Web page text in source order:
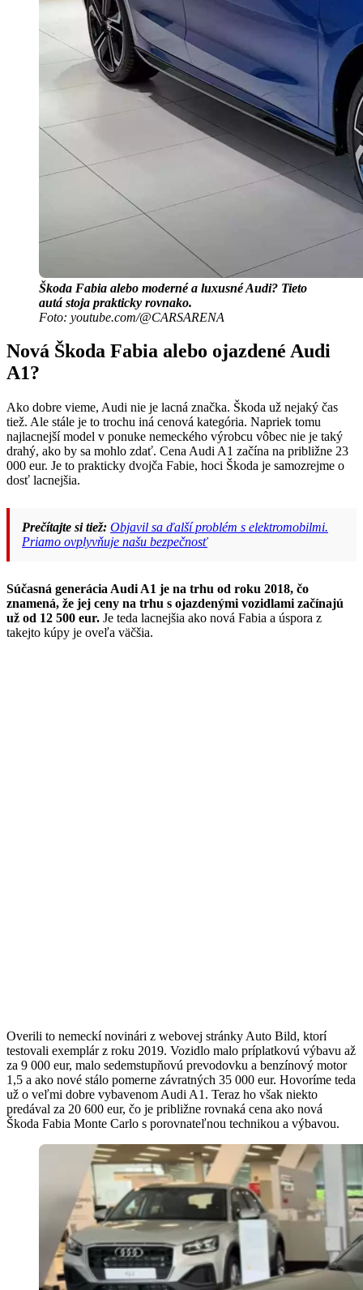
Škoda Fabia alebo moderné a luxusné Audi? Tieto
autá stoja prakticky rovnako.
Foto: youtube.com/@CARSARENA
Nová Škoda Fabia alebo ojazdené Audi
A1?
Ako dobre vieme, Audi nie je lacná značka. Škoda už nejaký čas
tiež. Ale stále je to trochu iná cenová kategória. Napriek tomu
najlacnejší model v ponuke nemeckého výrobcu vôbec nie je taký
drahý, ako by sa mohlo zdať. Cena Audi A1 začína na približne 23
000 eur. Je to prakticky dvojča Fabie, hoci Škoda je samozrejme o
dosť lacnejšia.
Prečítajte si tiež: Objavil sa ďalší problém s elektromobilmi.
Priamo ovplyvňuje našu bezpečnosť
Súčasná generácia Audi A1 je na trhu od roku 2018, čo
znamená, že jej ceny na trhu s ojazdenými vozidlami začínajú
už od 12 500 eur. Je teda lacnejšia ako nová Fabia a úspora z
takejto kúpy je oveľa väčšia.
Overili to nemeckí novinári z webovej stránky Auto Bild, ktorí
testovali exemplár z roku 2019. Vozidlo malo príplatkovú výbavu až
za 9 000 eur, malo sedemstupňovú prevodovku a benzínový motor
1,5 a ako nové stálo pomerne závratných 35 000 eur. Hovoríme teda
už o veľmi dobre vybavenom Audi A1. Teraz ho však niekto
predával za 20 600 eur, čo je približne rovnaká cena ako nová
Škoda Fabia Monte Carlo s porovnateľnou technikou a výbavou.